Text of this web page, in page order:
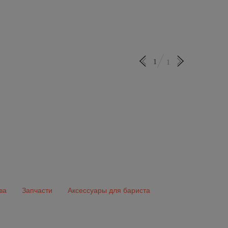
1 1
Запчасти Аксессуары для бариста